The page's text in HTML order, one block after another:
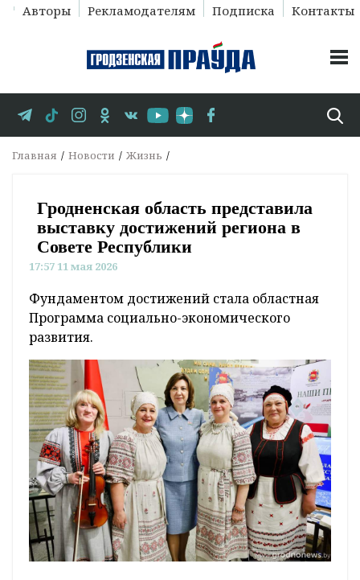
Авторы Рекламодателям Подписка Контакты
Главная Новости Жизнь
Гродненская область представила
выставку достижений региона в
Совете Республики
17:57 11 мая 2026
Фундаментом достижений стала областная
Программа социально-экономического
развития.